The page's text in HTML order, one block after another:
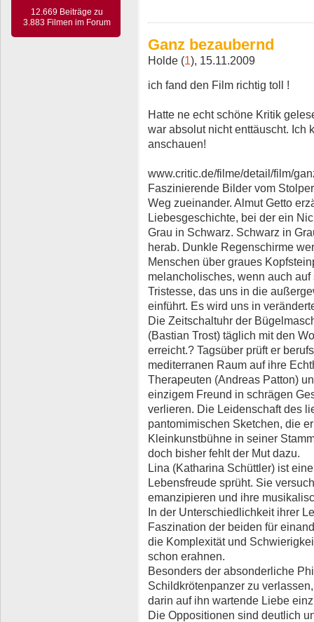
12.669 Beiträge zu
3.883 Filmen im Forum
Ganz bezaubernd
Holde (1), 15.11.2009
ich fand den Film richtig toll !
Hatte ne echt schöne Kritik
war absolut nicht enttäuscht. Ich
anschauen!
www.critic.de/filme/detail/film/
Faszinierende Bilder vom
Weg zueinander. Almut Getto
Liebesgeschichte, bei der ein
Grau in Schwarz. Schwarz in
herab. Dunkle Regenschirme
Menschen über graues
melancholisches, wenn auch
Tristesse, das uns in die
einführt. Es wird uns in
Die Zeitschaltuhr der
(Bastian Trost) täglich mit den
erreicht.? Tagsüber prüft er
mediterranen Raum auf ihre
Therapeuten (Andreas Patton)
einzigem Freund in schrägen
verlieren. Die Leidenschaft des
pantomimischen Sketchen, die
Kleinkunstbühne in seiner
doch bisher fehlt der Mut dazu.
Lina (Katharina Schüttler) ist
Lebensfreude sprüht. Sie
emanzipieren und ihre
In der Unterschiedlichkeit ihrer
Faszination der beiden für
die Komplexität und
schon erahnen.
Besonders der absonderliche
Schildkrötenpanzer zu
darin auf ihn wartende Liebe
Die Oppositionen sind deutlich